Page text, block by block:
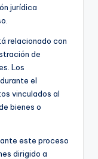
jurídica
relacionado con
de
Los
el
vinculados al
bienes o
este proceso
dirigido a